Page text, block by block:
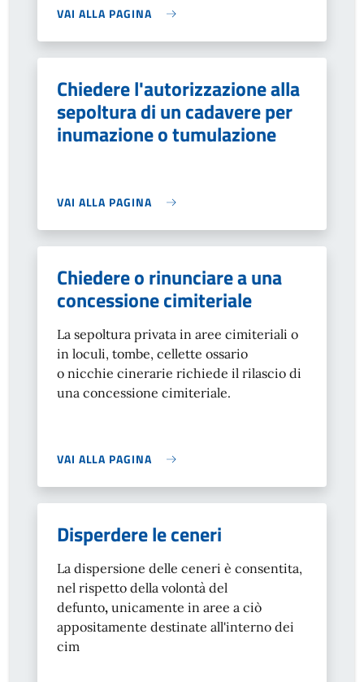
VAI ALLA PAGINA
Chiedere l'autorizzazione alla
sepoltura di un cadavere per
inumazione o tumulazione
VAI ALLA PAGINA
Chiedere o rinunciare a una
concessione cimiteriale
La sepoltura privata in aree cimiteriali o
in loculi, tombe, cellette ossario
o nicchie cinerarie richiede il rilascio di
una concessione cimiteriale.
VAI ALLA PAGINA
Disperdere le ceneri
La dispersione delle ceneri è consentita,
nel rispetto della volontà del
defunto, unicamente in aree a ciò
appositamente destinate all'interno dei
cim